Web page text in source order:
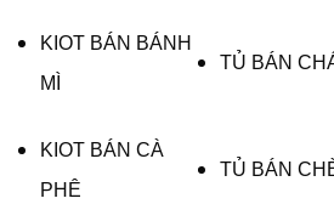
KIOT BÁN BÁNH
MÌ
TỦ BÁN
KIOT BÁN CÀ
PHÊ
TỦ BÁN